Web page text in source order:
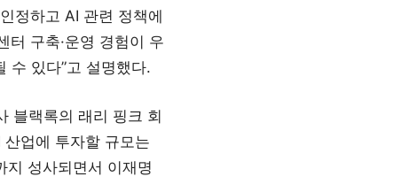
정하고 AI 관련 정책에
터 구축·운영 경험이 우
수 있다”고 설명했다.
블랙록의 래리 핑크 회
업에 투자할 규모는
지 성사되면서 이재명